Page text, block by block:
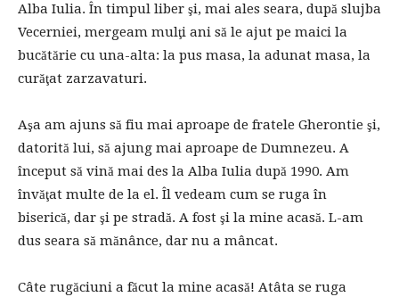
Alba Iulia. În timpul liber şi, mai ales seara, după slujba
Vecerniei, mergeam mulţi ani să le ajut pe maici la
bucătărie cu una-alta: la pus masa, la adunat masa, la
curăţat zarzavaturi.
Aşa am ajuns să fiu mai aproape de fratele Gherontie şi,
datorită lui, să ajung mai aproape de Dumnezeu. A
început să vină mai des la Alba Iulia după 1990. Am
învăţat multe de la el. Îl vedeam cum se ruga în
biserică, dar şi pe stradă. A fost şi la mine acasă. L-am
dus seara să mănânce, dar nu a mâncat.
Câte rugăciuni a făcut la mine acasă! Atâta se ruga